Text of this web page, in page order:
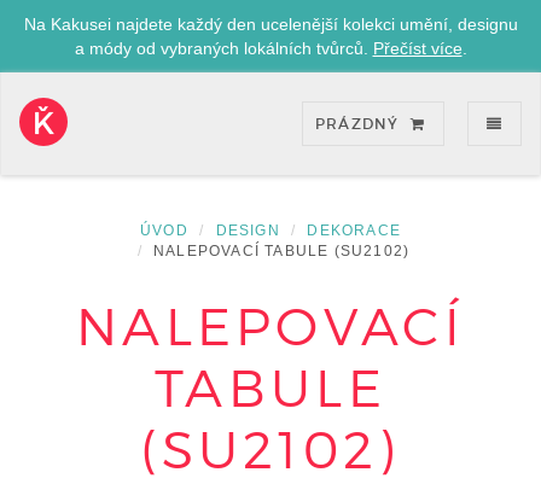
Na Kakusei najdete každý den ucelenější kolekci umění, designu
a módy od vybraných lokálních tvůrců. Přečíst více
přejít
PRÁZDNÝ
ÚVOD DESIGN
DEKORACE
NALEPOVACÍ TABULE (SU2102)
NALEPOVACÍ
TABULE
(SU2102)